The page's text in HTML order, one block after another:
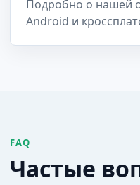
Подробно о нашей
Android и
FAQ
Частые